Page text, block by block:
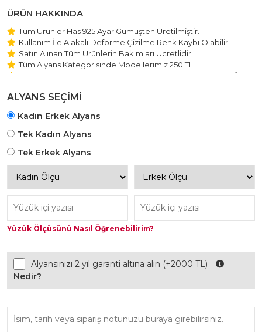
ÜRÜN HAKKINDA
Tüm Ürünler Has 925 Ayar Gümüşten Üretilmiştir.
Kullanım İle Alakalı Deforme Çizilme Renk Kaybı Olabilir.
Satın Alınan Tüm Ürünlerin Bakımları Ücretlidir.
Tüm Alyans Kategorisinde Modellerimiz 250 TL
Beştaş Tektaş Kolye ve Bileklik Modellerimiz 150 TL Sabit Ücret
ALYANS SEÇİMİ
Kadın Erkek Alyans
Tek Kadın Alyans
Tek Erkek Alyans
Yüzük Ölçüsünü Nasıl Öğrenebilirim?
Alyansınızı 2 yıl garanti altına alın (+2000 TL)
Nedir?